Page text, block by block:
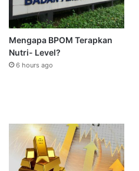
Mengapa BPOM Terapkan
Nutri- Level?
6 hours ago